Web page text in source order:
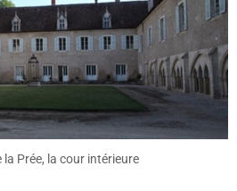
la Prée, la cour intérieure